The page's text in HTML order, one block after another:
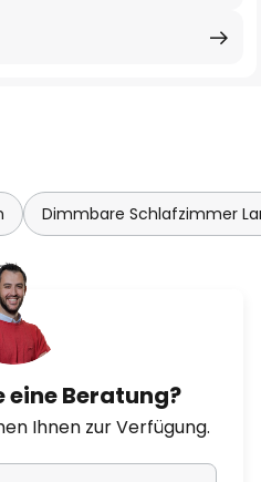
Dimmbare Schlafzimmer
eine Beratung?
Ihnen zur Verfügung.